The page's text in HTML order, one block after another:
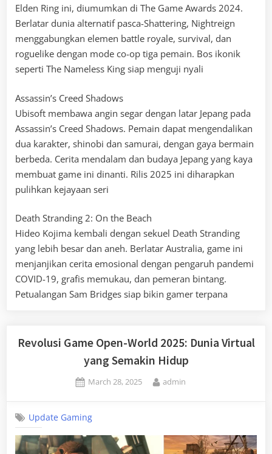
Elden Ring ini, diumumkan di The Game Awards 2024.
Berlatar dunia alternatif pasca-Shattering, Nightreign
menggabungkan elemen battle royale, survival, dan
roguelike dengan mode co-op tiga pemain. Bos ikonik
seperti The Nameless King siap menguji nyali
Assassin’s Creed Shadows
Ubisoft membawa angin segar dengan latar Jepang pada
Assassin’s Creed Shadows. Pemain dapat mengendalikan
dua karakter, shinobi dan samurai, dengan gaya bermain
berbeda. Cerita mendalam dan budaya Jepang yang kaya
membuat game ini dinanti. Rilis 2025 ini diharapkan
pulihkan kejayaan seri
Death Stranding 2: On the Beach
Hideo Kojima kembali dengan sekuel Death Stranding
yang lebih besar dan aneh. Berlatar Australia, game ini
menjanjikan cerita emosional dengan pengaruh pandemi
COVID-19, grafis memukau, dan pemeran bintang.
Petualangan Sam Bridges siap bikin gamer terpana
Revolusi Game Open-World 2025: Dunia Virtual
yang Semakin Hidup
Posted
March 28, 2025 By
admin
Update Gaming